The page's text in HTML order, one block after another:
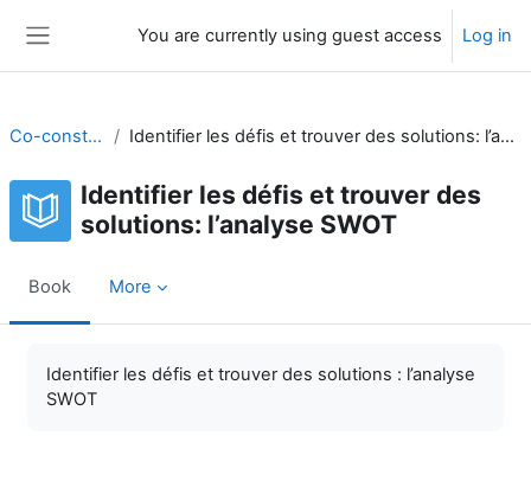
You are currently using guest access Log in
Co-construire Identifier les défis et trouver des solutions: l’analyse SWOT
Identifier les défis et trouver des
solutions: l’analyse SWOT
Book More
Identifier les défis et trouver des solutions : l’analyse
SWOT